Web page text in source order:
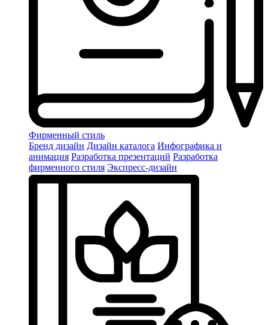
Фирменный стиль
Бренд дизайн Дизайн каталога Инфографика и
анимация Разработка презентаций Разработка
фирменного стиля Экспресс-дизайн